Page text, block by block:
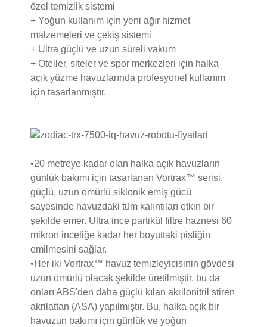
özel temizlik sistemi
+ Yoğun kullanım için yeni ağır hizmet
malzemeleri ve çekiş sistemi
+ Ultra güçlü ve uzun süreli vakum
+ Oteller, siteler ve spor merkezleri için halka
açık yüzme havuzlarında profesyonel kullanım
için tasarlanmıştır.
•20 metreye kadar olan halka açık havuzların
günlük bakımı için tasarlanan Vortrax™ serisi,
güçlü, uzun ömürlü siklonik emiş gücü
sayesinde havuzdaki tüm kalıntıları etkin bir
şekilde emer. Ultra ince partikül filtre haznesi 60
mikron inceliğe kadar her boyuttaki pisliğin
emilmesini sağlar.
•Her iki Vortrax™ havuz temizleyicisinin gövdesi
uzun ömürlü olacak şekilde üretilmiştir, bu da
onları ABS'den daha güçlü kılan akrilonitril stiren
akrilattan (ASA) yapılmıştır. Bu, halka açık bir
havuzun bakımı için günlük ve yoğun